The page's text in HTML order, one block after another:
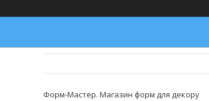
Форм-Мастер. Магазин форм для декору